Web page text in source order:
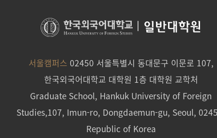
일반대학원
서울캠퍼스 02450 서울특별시 동대문구 이문로 107,
한국외국어대학교 대학원 1층 대학원 교학처
Graduate School, Hankuk University of Foreign
Studies,107, Imun-ro, Dongdaemun-gu, Seoul,
Republic of Korea